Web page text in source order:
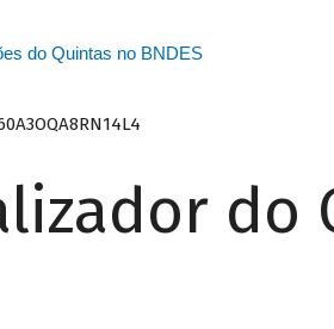
do Quintas no BNDES
do